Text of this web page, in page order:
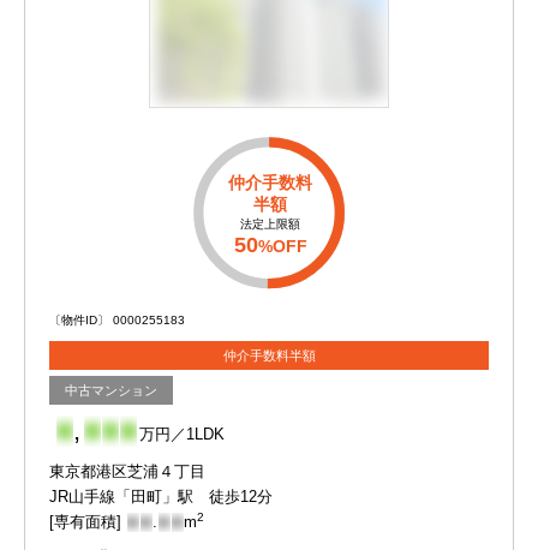
仲介手数料
半額
法定上限額
50%OFF
〔物件ID〕 0000255183
仲介手数料半額
中古マンション
- ,- - - 万円／1LDK
東京都港区芝浦４丁目
JR山手線「田町」駅 徒歩12分
[専有面積] - - .- - m2